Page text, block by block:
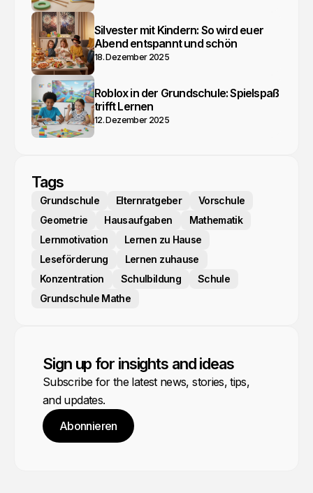
Silvester mit Kindern: So wird euer
Abend entspannt und schön
18. Dezember 2025
Roblox in der Grundschule: Spielspaß
trifft Lernen
12. Dezember 2025
Tags
Grundschule Elternratgeber
Vorschule
Geometrie
Hausaufgaben
Mathematik
Lernmotivation
Lernen zu Hause
Leseförderung
Lernen zuhause
Konzentration
Schulbildung
Schule
Grundschule Mathe
Sign up for insights and ideas
Subscribe for the latest news, stories, tips,
and updates.
Abonnieren